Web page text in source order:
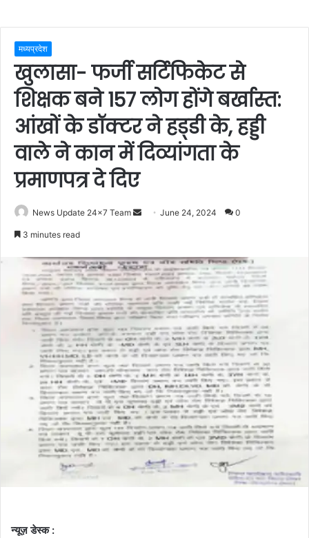
मध्यप्रदेश
खुलासा- फर्जी सर्टिफिकेट से
शिक्षक बने 157 लोग होंगे बर्खास्त:
आंखों के डॉक्टर ने हड्‌डी के, हड्डी
वाले ने कान में दिव्यांगता के
प्रमाणपत्र दे दिए
News Update 24x7 Team
Send June 24, 2024 0
3 minutes read
न्यूज़ डेस्क :